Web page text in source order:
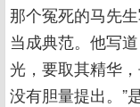
那个冤死的马先
当成典范。他写
光，要取其精华
没有胆量提出。”